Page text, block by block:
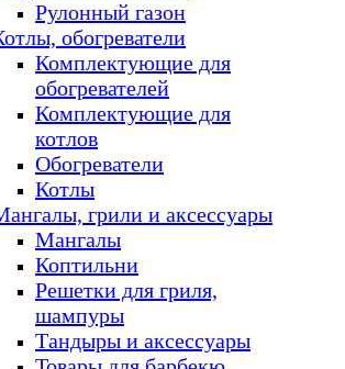
Рулонный газон
обогреватели
Комплектующие для
обогревателей
Комплектующие для
котлов
Обогреватели
Котлы
грили и аксессуары
Мангалы
Коптильни
Решетки для гриля,
шампуры
Тандыры и аксессуары